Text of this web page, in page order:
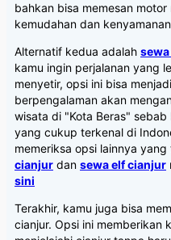
bahkan bisa memesan
kemudahan dan
Alternatif kedua adalah
kamu ingin perjalanan yang
menyetir, opsi ini bisa
berpengalaman akan
wisata di "Kota Beras"
yang cukup terkenal di
memeriksa opsi lainnya
cianjur dan sewa elf cianjur
sini
Terakhir, kamu juga bisa
cianjur. Opsi ini memberikan